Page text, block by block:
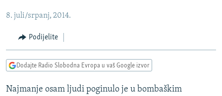
na
navigaciju
Pređite
na
KOSOVO
CRNA GORA
VIDEO
FOTOGALERIJE
PODCASTI
RAT U UKRAJINI
8. juli/srpanj, 2014.
Podijelite
Dodajte Radio Slobodna Evropa u vaš Google izvor
Najmanje osam ljudi poginulo je u bombaškim